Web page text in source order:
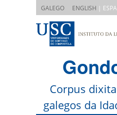
GALEGO ENGLISH |
Corpus
galegos da